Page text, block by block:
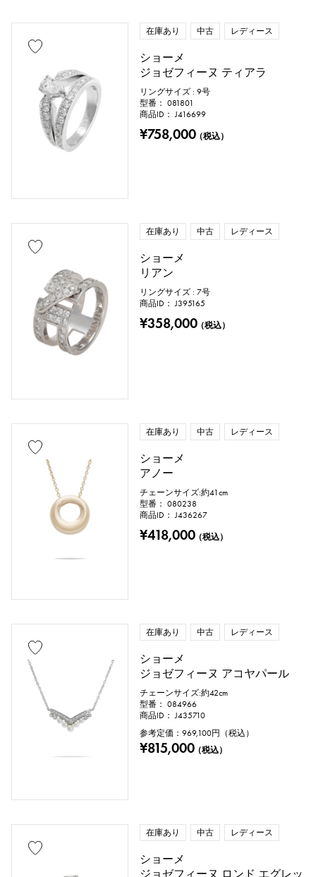
在庫あり 中古 レディース
ショーメ
ジョゼフィーヌ ティアラ
リングサイズ : 9号
型番： 081801
商品ID： J416699
¥758,000（税込）
在庫あり 中古 レディース
ショーメ
リアン
リングサイズ : 7号
商品ID： J395165
¥358,000（税込）
在庫あり 中古 レディース
ショーメ
アノー
チェーンサイズ:約41cm
型番： 080238
商品ID： J436267
¥418,000（税込）
在庫あり 中古 レディース
ショーメ
ジョゼフィーヌ アコヤパール
チェーンサイズ:約42cm
型番： 084966
商品ID： J435710
参考定価：969,100円（税込）
¥815,000（税込）
在庫あり 中古 レディース
ショーメ
ジョゼフィーヌ ロンド エグレッ